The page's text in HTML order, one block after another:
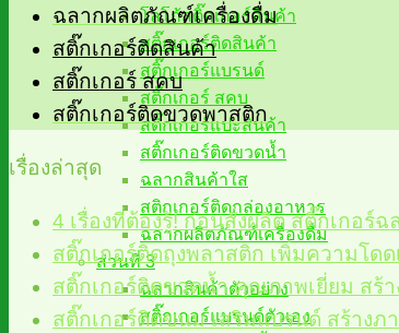
โลโก้สติ๊กเกอร์สินค้า
สติ๊กเกอร์ติดสินค้า
สติ๊กเกอร์แบรนด์
สติ๊กเกอร์ สคบ
สติ๊กเกอร์แปะสินค้า
สติ๊กเกอร์ติดขวดน้ำ
ฉลากสินค้าใส
สติกเกอร์ติดกล่องอาหาร
ฉลากผลิตภัณฑ์เครื่องดื่ม
ส่วนที่ 3
ฉลากสินค้าตัวอย่าง
สติ๊กเกอร์แบรนด์ตัวเอง
ฉลากผลิตภัณฑ์เครื่องดื่ม
สติ๊กเกอร์ติดสินค้า
สติ๊กเกอร์ สคบ
สติ๊กเกอร์ติดขวดพาสติก
เรื่องล่าสุด
4 เรื่องที่ต้องรู้! ก่อนสั่งผลิต สติ๊กเกอร์
สติ๊กเกอร์ติดถุงพลาสติก เพิ่มความโ
สติ๊กเกอร์ติดขวดน้ำ คุณภาพเยี่ยม สร้
สติ๊กเกอร์ติดขนม เสริมแบรนด์ สร้าง